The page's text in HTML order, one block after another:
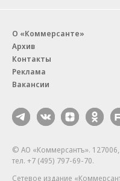
О «Коммерсанте»
Архив
Контакты
Реклама
Вакансии
© АО «Коммерсантъ».
тел. +7 (495) 797-69-70.
Сетевое издание